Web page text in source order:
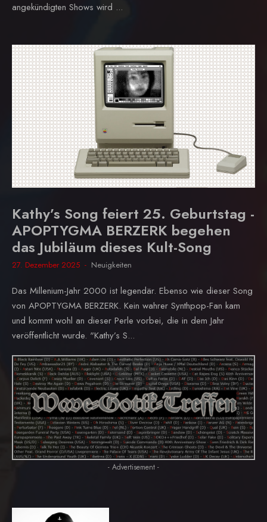
angekündigten Shows wird ...
Kathy’s Song feiert 25. Geburtstag -
APOPTYGMA BERZERK begehen
das Jubiläum dieses Kult-Song
27. Dezember 2025 Neuigkeiten
Das Millenium-Jahr 2000 ist legendär. Ebenso wie dieser Song
von APOPTYGMA BERZERK. Kein wahrer Synthpop-Fan kam
und kommt wohl an dieser Perle vorbei, die in dem Jahr
veröffentlicht wurde. "Kathy’s S...
- Advertisement -